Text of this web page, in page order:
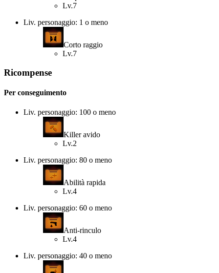
Lv.7
Liv. personaggio: 1 o meno
Corto raggio
Lv.7
Ricompense
Per conseguimento
Liv. personaggio: 100 o meno
Killer avido
Lv.2
Liv. personaggio: 80 o meno
Abilità rapida
Lv.4
Liv. personaggio: 60 o meno
Anti-rinculo
Lv.4
Liv. personaggio: 40 o meno